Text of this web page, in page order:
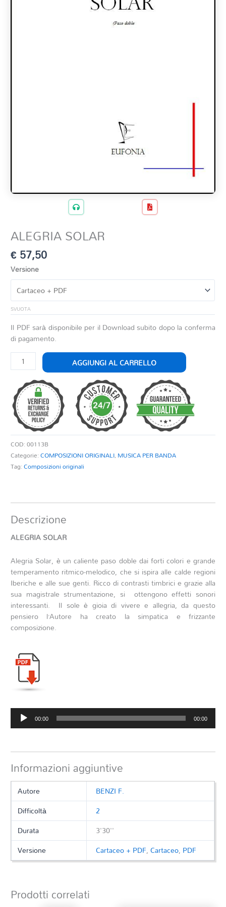
ALEGRIA SOLAR
€57,50
Versione
SVUOTA
Il PDF sarà disponibile per il Download subito dopo la conferma
di pagamento.
ALEGRIA
SOLAR
quantità
AGGIUNGI AL CARRELLO
COD:00113B
Categorie:COMPOSIZIONI ORIGINALI, MUSICA PER BANDA
Tag:Composizioni originali
Descrizione
ALEGRIA SOLAR
Alegria Solar, è un caliente paso doble dai forti colori e grande
temperamento ritmico-melodico, che si ispira alle calde regioni
Iberiche e alle sue genti. Ricco di contrasti timbrici e grazie alla
sua magistrale strumentazione, si ottengono effetti sonori
interessanti. Il sole è gioia di vivere e allegria, da questo
pensiero l’Autore ha creato la simpatica e frizzante
composizione.
Audio
Player
00:00 00:00
Informazioni aggiuntive
Autore
BENZI F.
Difficoltà
2
Durata
3'30''
Versione
Cartaceo + PDF,Cartaceo, PDF
Prodotti correlati